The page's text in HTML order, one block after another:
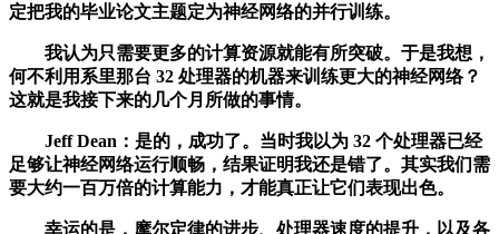
定把我的毕业论文主题定为神经网络的并行训练。
我认为只需要更多的计算资源就能有所突破。于是我想，
何不利用系里那台 32 处理器的机器来训练更大的神经网络？
这就是我接下来的几个月所做的事情。
Jeff Dean：是的，成功了。当时我以为 32 个处理器已经
足够让神经网络运行顺畅，结果证明我还是错了。其实我们需
要大约一百万倍的计算能力，才能真正让它们表现出色。
幸运的是，摩尔定律的进步、处理器速度的提升，以及各